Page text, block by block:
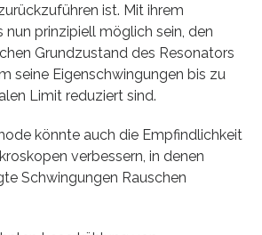
ist. Mit ihrem
nun prinzipiell möglich sein, den
Grundzustand des Resonators
seine Eigenschwingungen bis zu
Limit reduziert sind.
könnte auch die Empfindlichkeit
verbessern, in denen
Schwingungen Rauschen